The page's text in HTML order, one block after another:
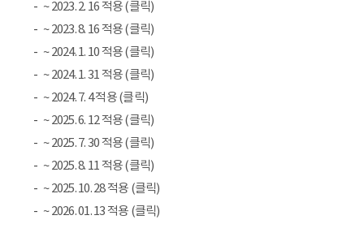
~ 2023. 2. 16 적용 (클릭)
~ 2023. 8. 16 적용 (클릭)
~ 2024. 1. 10 적용 (클릭)
~ 2024. 1. 31 적용 (클릭)
~ 2024. 7. 4 적용 (클릭)
~ 2025. 6. 12 적용 (클릭)
~ 2025. 7. 30 적용 (클릭)
~ 2025. 8. 11 적용 (클릭)
~ 2025. 10. 28 적용 (클릭)
~ 2026. 01. 13 적용 (클릭)